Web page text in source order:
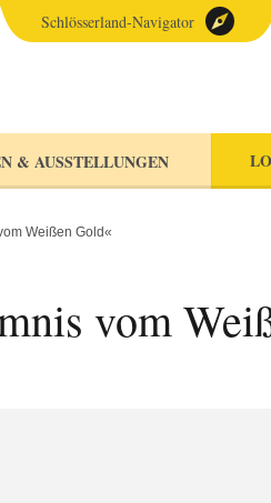
& AUSSTELLUNGEN
Schlösserland-Navigator
Weißen Gold«
vom